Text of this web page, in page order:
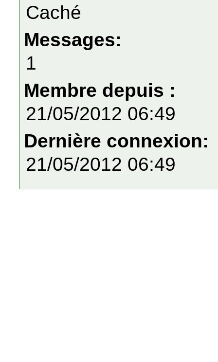
Caché
Messages:
1
Membre depuis :
21/05/2012 06:49
Dernière connexion:
21/05/2012 06:49